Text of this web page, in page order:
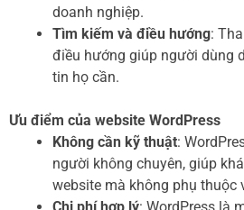
doanh nghiệp.
Tìm kiếm và điều hướng:
điều hướng giúp người dùng
tin họ cần.
Ưu điểm của website WordPress
Không cần kỹ thuật:
người không chuyên, giúp
website mà không phụ thuộc
Chi phí hợp lý: WordPress là